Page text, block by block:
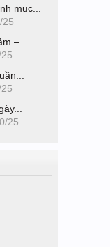
mục...
25
–...
25